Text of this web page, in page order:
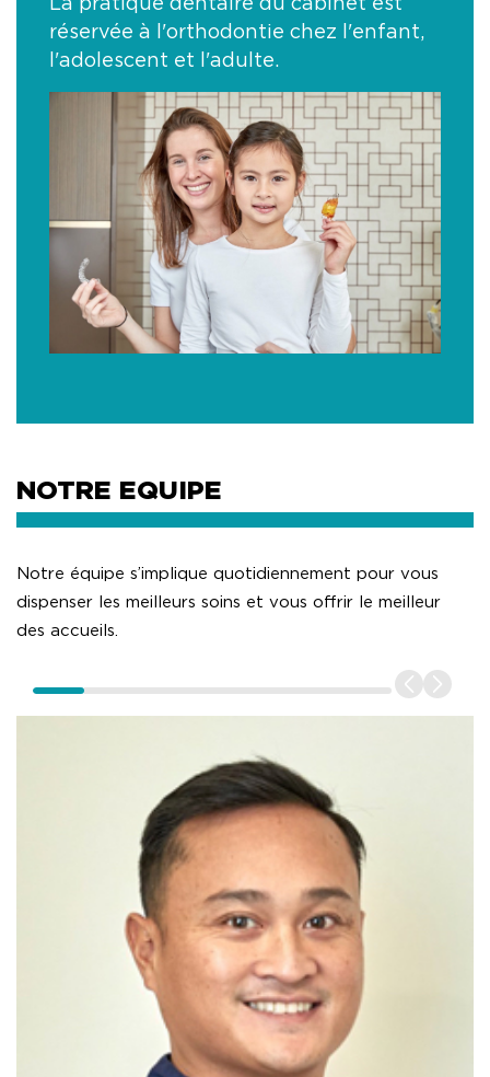
La pratique dentaire du cabinet est
réservée à l'orthodontie chez l'enfant,
l'adolescent et l'adulte.
NOTRE EQUIPE
Notre équipe s’implique quotidiennement pour vous
dispenser les meilleurs soins et vous offrir le meilleur
des accueils.